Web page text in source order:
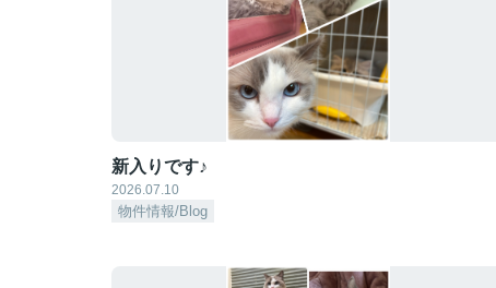
新入りです♪
2026.07.10
物件情報/Blog